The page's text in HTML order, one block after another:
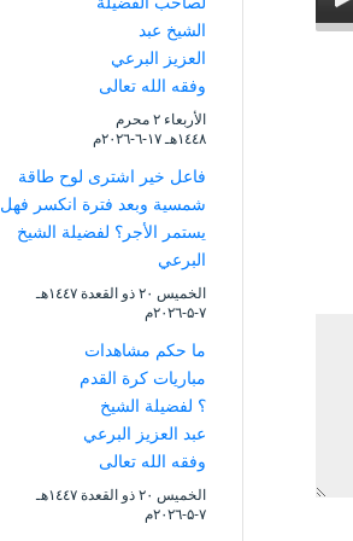
الشيخ عبد
العزيز البرعي
وفقه الله تعالى
الأربعاء ۲ محرم
۱٤٤۸هـ ۱۷-٦-۲۰۲٦م
فاعل خير اشترى لوح طاقة
شمسية وبعد فترة انكسر فهل
يستمر الأجر؟ لفضيلة الشيخ
البرعي
الخميس ۲۰ ذو القعدة ۱٤٤۷هـ
۷-۵-۲۰۲٦م
ما حكم مشاهدات
مباريات كرة القدم
؟ لفضيلة الشيخ
عبد العزيز البرعي
وفقه الله تعالى
الخميس ۲۰ ذو القعدة ۱٤٤۷هـ
۷-۵-۲۰۲٦م